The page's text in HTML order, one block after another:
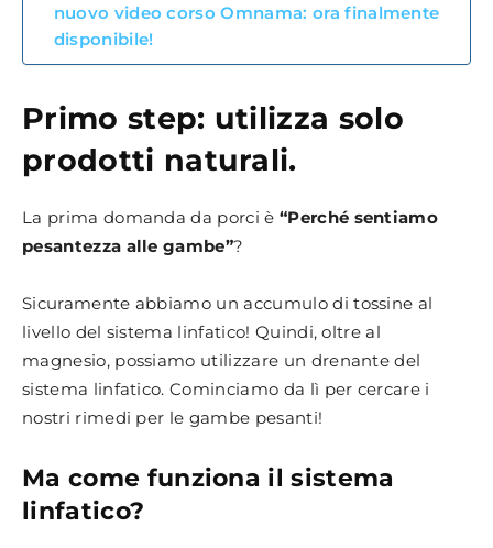
nuovo video corso Omnama: ora finalmente
disponibile!
Primo step: utilizza solo
prodotti naturali.
La prima domanda da porci è “Perché sentiamo
pesantezza alle gambe”?
Sicuramente abbiamo un accumulo di tossine al
livello del sistema linfatico! Quindi, oltre al
magnesio, possiamo utilizzare un drenante del
sistema linfatico. Cominciamo da lì per cercare i
nostri rimedi per le gambe pesanti!
Ma come funziona il sistema
linfatico?